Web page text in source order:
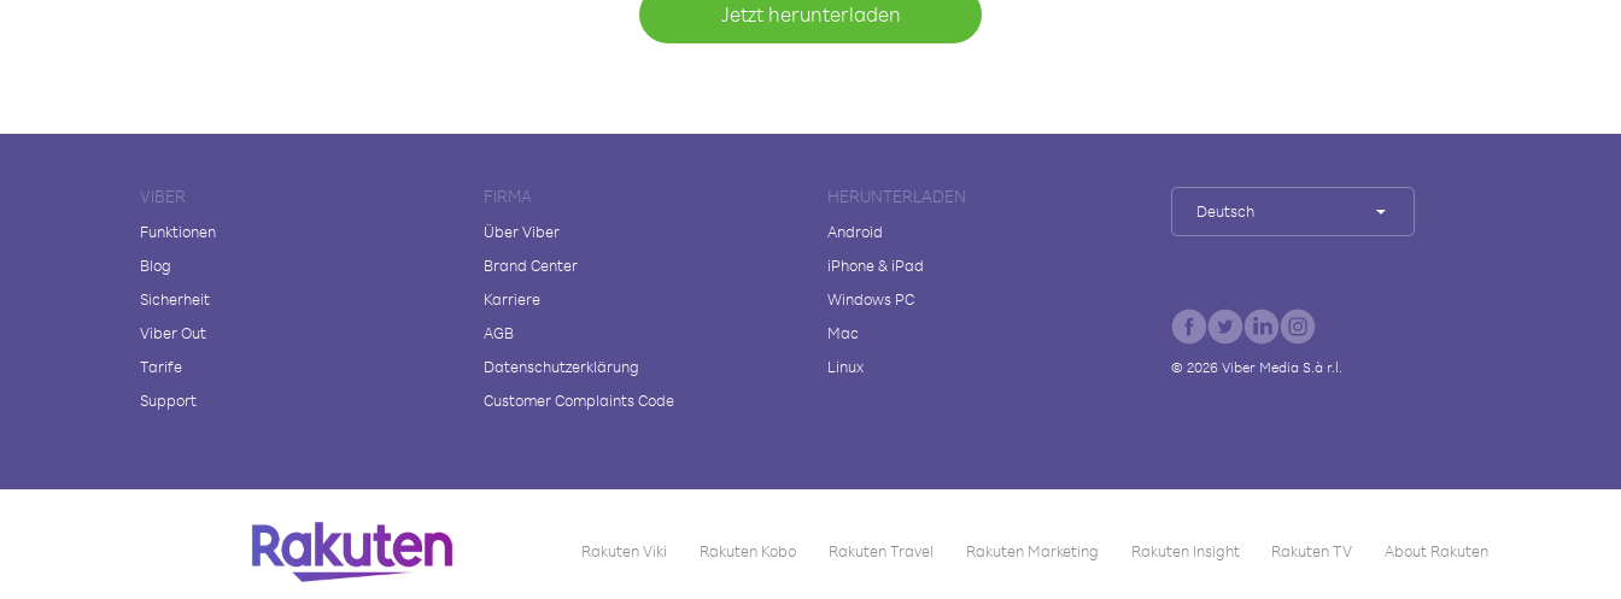
Jetzt herunterladen
VIBER
Funktionen
Blog
Sicherheit
Viber Out
Tarife
Support
FIRMA
Über Viber
Brand Center
Karriere
AGB
Datenschutzerklärung
Customer Complaints Code
HERUNTERLADEN
Android
iPhone & iPad
Windows PC
Mac
Linux
Deutsch
© 2026 Viber Media S.à r.l.
Rakuten Viki Rakuten Kobo Rakuten Travel Rakuten Marketing Rakuten Insight Rakuten TV About Rakuten